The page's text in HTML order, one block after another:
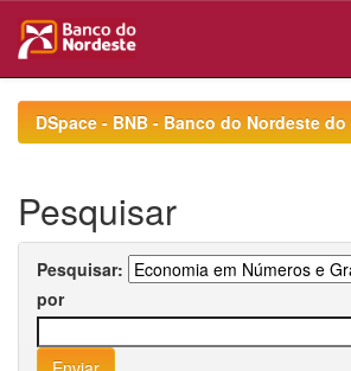
navigationDSpace - BNB - Banco do Nordeste
Pesquisar
Pesquisar:
por